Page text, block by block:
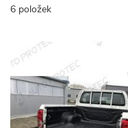
6 položek